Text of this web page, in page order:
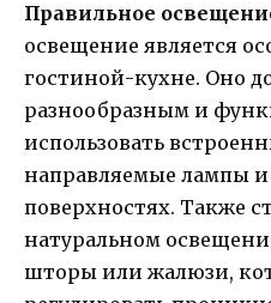
Правильное
освещение является
гостиной-кухне. Оно
разнообразным и
использовать
направляемые лампы и
поверхностях. Также
натуральном
шторы или жалюзи,